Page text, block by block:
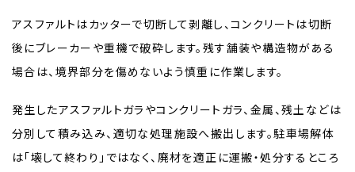
アスファルトはカッターで切断して剥離し、コンクリートは切断
後にブレーカーや重機で破砕します。残す舗装や構造物がある
場合は、境界部分を傷めないよう慎重に作業します。
発生したアスファルトガラやコンクリートガラ、金属、残土などは
分別して積み込み、適切な処理施設へ搬出します。駐車場解体
は「壊して終わり」ではなく、廃材を適正に運搬・処分するところ